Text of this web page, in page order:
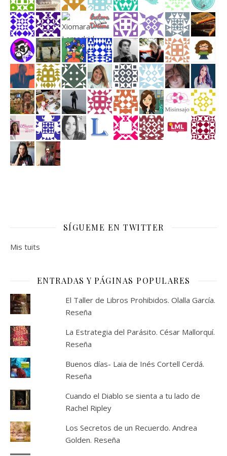
SÍGUEME EN TWITTER
Mis tuits
ENTRADAS Y PÁGINAS POPULARES
El Taller de Libros Prohibidos. Olalla García.
Reseña
La Estrategia del Parásito. César Mallorquí.
Reseña
Buenos días- Laia de Inés Cortell Cerdá.
Reseña
Cuando el Diablo se sienta a tu lado de
Rachel Ripley
Los Secretos de un Recuerdo. Andrea
Golden. Reseña